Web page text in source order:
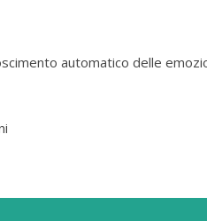
automatico delle